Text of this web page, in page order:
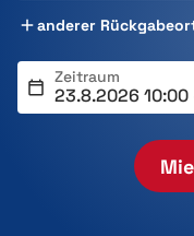
anderer
Zeitraum